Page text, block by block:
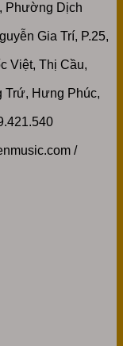
Phường Dịch
Gia Trí, P.25,
Việt, Thị Cầu,
Trứ, Hưng Phúc,
/